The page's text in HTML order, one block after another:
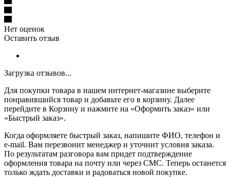
Нет оценок
Оставить отзыв
Загрузка отзывов...
Для покупки товара в нашем интернет-магазине выберите
понравившийся товар и добавьте его в корзину. Далее
перейдите в Корзину и нажмите на «Оформить заказ» или
«Быстрый заказ».
Когда оформляете быстрый заказ, напишите ФИО, телефон и
e-mail. Вам перезвонит менеджер и уточнит условия заказа.
По результатам разговора вам придет подтверждение
оформления товара на почту или через СМС. Теперь останется
только ждать доставки и радоваться новой покупке.